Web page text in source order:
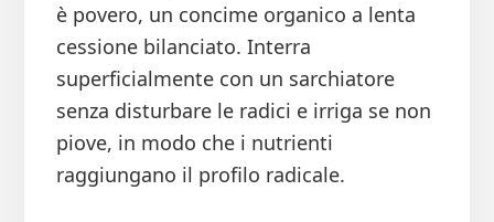
è povero, un concime organico a lenta
cessione bilanciato. Interra
superficialmente con un sarchiatore
senza disturbare le radici e irriga se non
piove, in modo che i nutrienti
raggiungano il profilo radicale.